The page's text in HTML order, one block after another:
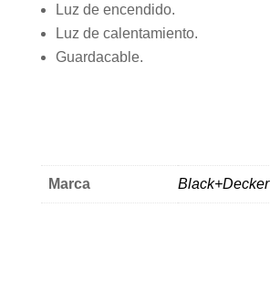
Luz de encendido.
Luz de calentamiento.
Guardacable.
Marca Black+Decker